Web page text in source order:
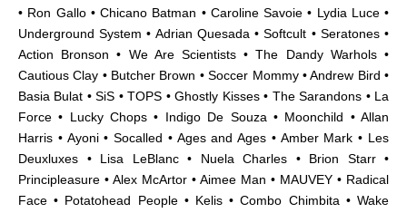
• Ron Gallo • Chicano Batman • Caroline Savoie • Lydia Luce •
Underground System • Adrian Quesada • Softcult • Seratones •
Action Bronson • We Are Scientists • The Dandy Warhols •
Cautious Clay • Butcher Brown • Soccer Mommy • Andrew Bird •
Basia Bulat • SiS • TOPS • Ghostly Kisses • The Sarandons • La
Force • Lucky Chops • Indigo De Souza • Moonchild • Allan
Harris • Ayoni • Socalled • Ages and Ages • Amber Mark • Les
Deuxluxes • Lisa LeBlanc • Nuela Charles • Brion Starr •
Principleasure • Alex McArtor • Aimee Man • MAUVEY • Radical
Face • Potatohead People • Kelis • Combo Chimbita • Wake